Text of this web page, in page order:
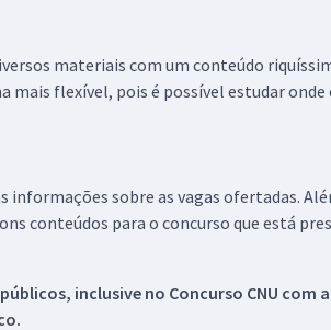
materiais com um conteúdo
flexível, pois é possível estudar onde
informações sobre as vagas ofertadas.
conteúdos para o concurso que está
inclusive no Concurso CNU com